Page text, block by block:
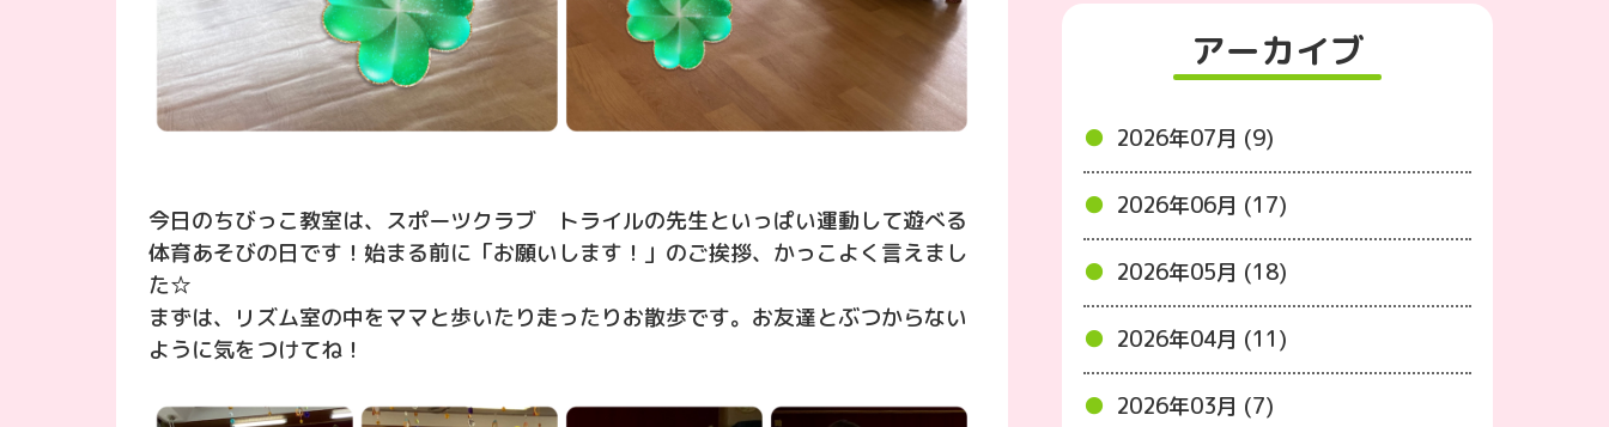
今日のちびっこ教室は、スポーツクラブ トライルの先生といっぱい運動して遊べる
体育あそびの日です！始まる前に「お願いします！」のご挨拶、かっこよく言えまし
た☆
まずは、リズム室の中をママと歩いたり走ったりお散歩です。お友達とぶつからない
ように気をつけてね！
アーカイブ
2026年07月 (9)
2026年06月 (17)
2026年05月 (18)
2026年04月 (11)
2026年03月 (7)